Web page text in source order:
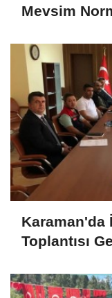
Mevsim
Karaman'da
Toplantısı